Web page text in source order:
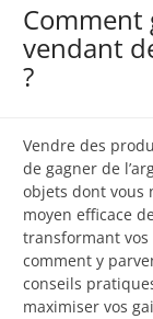
Comment
vendant
?
Vendre des
de gagner de
objets dont vous
moyen efficace
transformant
comment y
conseils
maximiser vos